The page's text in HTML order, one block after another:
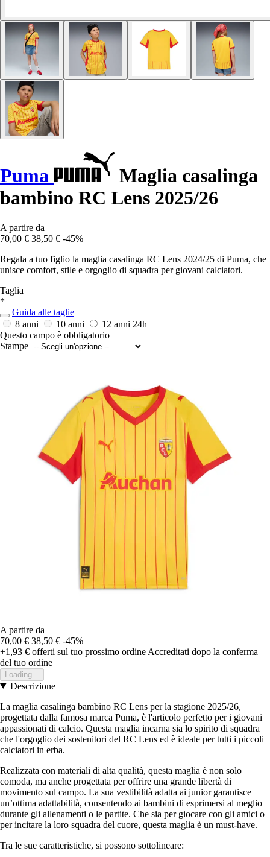
Puma
Maglia casalinga
bambino RC Lens 2025/26
A partire da
70,00 € 38,50 € -45%
Regala a tuo figlio la maglia casalinga RC Lens 2024/25 di Puma, che
unisce comfort, stile e orgoglio di squadra per giovani calciatori.
Taglia
*
Guida alle taglie
8 anni
10 anni 12 anni 24h
Questo campo è obbligatorio
Stampe
A partire da
70,00 € 38,50 € -45%
+1,93 € offerti sul tuo prossimo ordine Accreditati dopo la conferma
del tuo ordine
Loading...
Descrizione
La maglia casalinga bambino RC Lens per la stagione 2025/26,
progettata dalla famosa marca Puma, è l'articolo perfetto per i giovani
appassionati di calcio. Questa maglia incarna sia lo spirito di squadra
che l'orgoglio dei sostenitori del RC Lens ed è ideale per tutti i piccoli
calciatori in erba.
Realizzata con materiali di alta qualità, questa maglia è non solo
comoda, ma anche progettata per offrire una grande libertà di
movimento sul campo. La sua vestibilità adatta ai junior garantisce
un’ottima adattabilità, consentendo ai bambini di esprimersi al meglio
durante gli allenamenti o le partite. Che sia per giocare con gli amici o
per incitare la loro squadra del cuore, questa maglia è un must-have.
Tra le sue caratteristiche, si possono sottolineare: